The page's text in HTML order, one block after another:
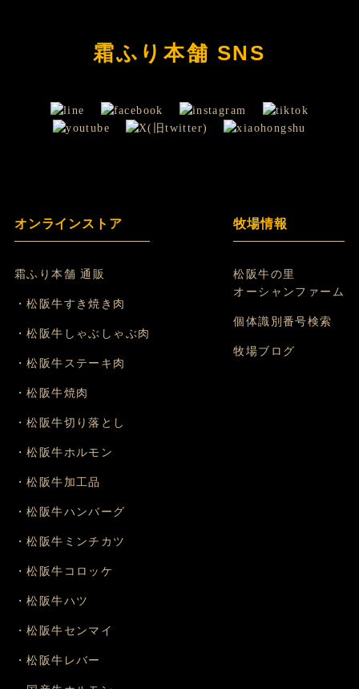
霜ふり本舗 SNS
オンラインストア
霜ふり本舗 通販
・松阪牛すき焼き肉
・松阪牛しゃぶしゃぶ肉
・松阪牛ステーキ肉
・松阪牛焼肉
・松阪牛切り落とし
・松阪牛ホルモン
・松阪牛加工品
・松阪牛ハンバーグ
・松阪牛ミンチカツ
・松阪牛コロッケ
・松阪牛ハツ
・松阪牛センマイ
・松阪牛レバー
牧場情報
松阪牛の里
オーシャンファーム
個体識別番号検索
牧場ブログ